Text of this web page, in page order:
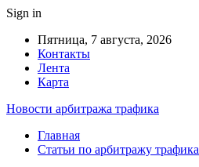
Sign in
Пятница, 7 августа, 2026
Контакты
Лента
Карта
Новости арбитража трафика
Главная
Статьи по арбитражу трафика